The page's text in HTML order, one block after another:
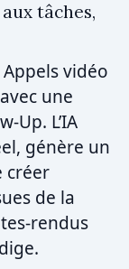
tâches,
Appels vidéo
une
Up. L’IA
génère un
créer
de la
rendus